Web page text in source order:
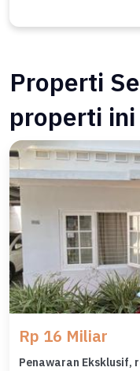
Properti
properti ini
Rp 16 Miliar